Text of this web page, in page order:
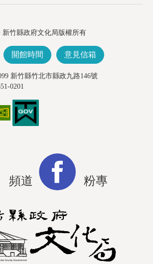
新竹縣政府文化局版權所有
開館時間 意見信箱
新竹縣竹北市縣政九路146號
0201
頻道 粉專